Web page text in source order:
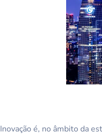
Inovação é, no âmbito da